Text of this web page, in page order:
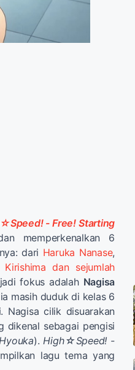
☆Speed! - Free! Starting
memperkenalkan 6
dari Haruka Nanase,
dan sejumlah
fokus adalah Nagisa
masih duduk di kelas 6
Nagisa cilik disuarakan
dikenal sebagai pengisi
).High☆Speed! -
lagu tema yang